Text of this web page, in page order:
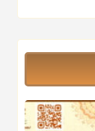
الرز أو البر